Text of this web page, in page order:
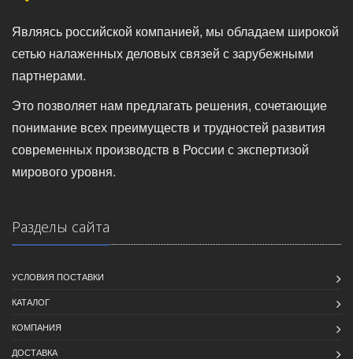
Являясь российской компанией, мы обладаем широкой
сетью налаженных деловых связей с зарубежными
партнерами.
Это позволяет нам предлагать решения, сочетающие
понимание всех преимуществ и трудностей развития
современных производств в России с экспертизой
мирового уровня.
Разделы сайта
УСЛОВИЯ ПОСТАВКИ
КАТАЛОГ
КОМПАНИЯ
ДОСТАВКА